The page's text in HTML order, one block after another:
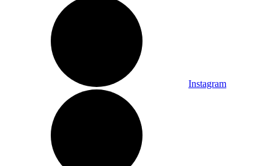
Instagram